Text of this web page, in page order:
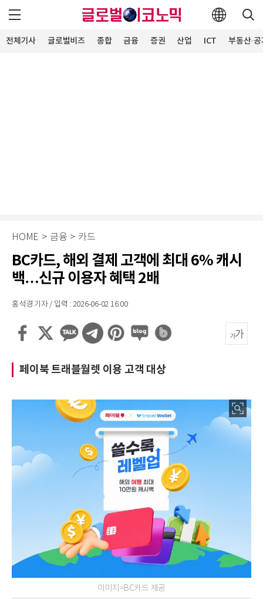
전체기사 글로벌비즈 종합 금융 증권 산업 ICT 부동산·
HOME > 금융 > 카드
BC카드, 해외 결제 고객에 최대 6% 캐시
백…신규 이용자 혜택 2배
홍석경 기자 / 입력 : 2026-06-02 16:00
페이북 트래블월렛 이용 고객 대상
이미지=BC카드 제공